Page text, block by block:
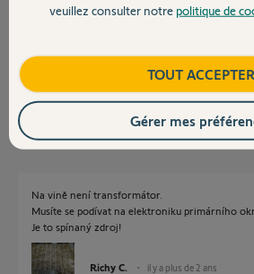
Contact
Dobrý den , bohužel ja mam vadný tento
il y a plus de 2 ans
Na vině není transformátor.
Musíte se podívat na elektroniku primárního
Je to spínaný zdroj!
Richy C. il y a plus de 2 ans
veuillez consulter notre politique de
TOUT ACCEPTER
Gérer mes